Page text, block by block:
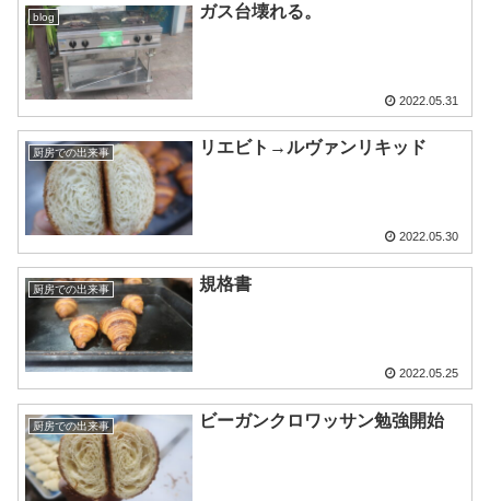
blog ガス台壊れる。
2022.05.31
厨房での出来事 リエビト→ルヴァンリキッド
2022.05.30
厨房での出来事 規格書
2022.05.25
厨房での出来事 ビーガンクロワッサン勉強開始